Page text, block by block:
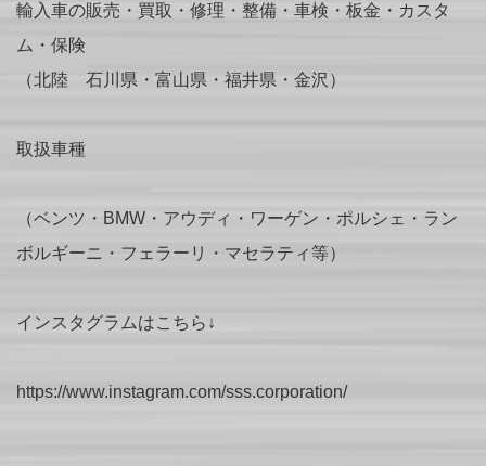
輸入車の販売・買取・修理・整備・車検・板金・カスタ
ム・保険
（北陸 石川県・富山県・福井県・金沢）
取扱車種
（ベンツ・BMW・アウディ・ワーゲン・ポルシェ・ラン
ボルギーニ・フェラーリ・マセラティ等）
インスタグラムはこちら↓
https://www.instagram.com/sss.corporation/